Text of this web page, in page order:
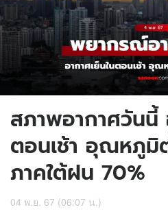
สภาพอากาศวันนี้
ตอนเช้า อุณหภูมิ
ภาคใต้ฝน 70%
04 พ.ย. 67 (06:07 น.)